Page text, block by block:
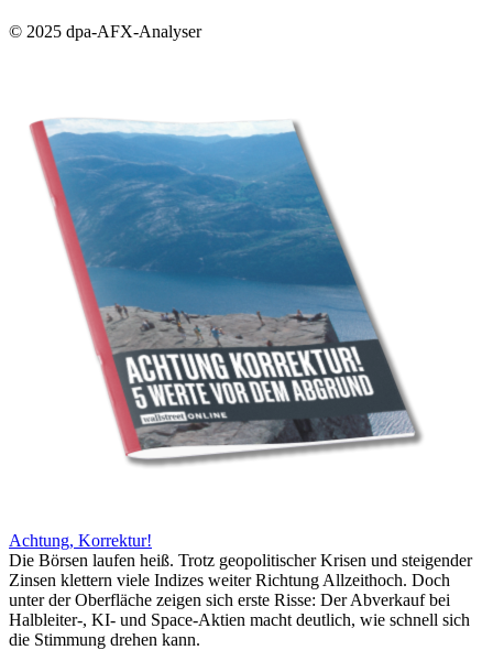
© 2025 dpa-AFX-Analyser
Achtung, Korrektur!
Die Börsen laufen heiß. Trotz geopolitischer Krisen und steigender
Zinsen klettern viele Indizes weiter Richtung Allzeithoch. Doch
unter der Oberfläche zeigen sich erste Risse: Der Abverkauf bei
Halbleiter-, KI- und Space-Aktien macht deutlich, wie schnell sich
die Stimmung drehen kann.